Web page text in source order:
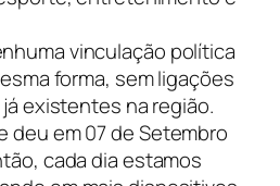
vinculação política
forma, sem ligações
existentes na região.
deu em 07 de Setembro
cada dia estamos